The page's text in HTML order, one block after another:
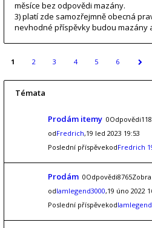
měsíce bez odpovědi mazány.
3) platí zde samozřejmně obecná
nevhodné příspěvky budou mazány
1 2 3 4 5 6
Témata
Prodám itemy
odFredrich,19 led 2023 19:53
Poslední příspěvekodFredrich
Prodám
odIamlegend3000,19 úno 2022
Poslední příspěvekod